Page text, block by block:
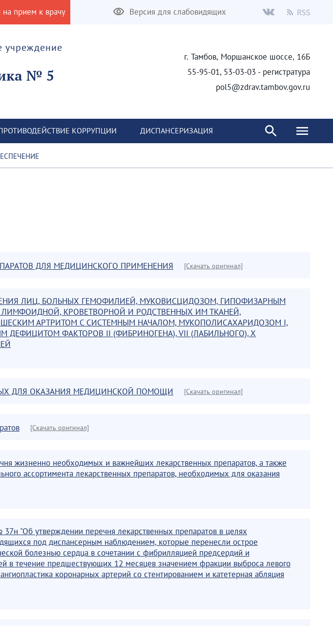
на прием к врачу Версия для слабовидящих
учреждение
№ 5
г. Тамбов, Моршанское шоссе, 16Б
55-95-01, 53-03-03 - регистратура
pol5@zdrav.tambov.gov.ru
КОРРУПЦИИ ДИСПАНСЕРИЗАЦИЯ
ДЛЯ МЕДИЦИНСКОГО ПРИМЕНЕНИЯ [Скачать оригинал]
ЛИЦ, БОЛЬНЫХ ГЕМОФИЛИЕЙ, МУКОВИСЦИДОЗОМ, ГИПОФИЗАРНЫМ
КРОВЕТВОРНОЙ И РОДСТВЕННЫХ ИМ ТКАНЕЙ,
АРТРИТОМ С СИСТЕМНЫМ НАЧАЛОМ, МУКОПОЛИСАХАРИДОЗОМ I,
ДЕФИЦИТОМ ФАКТОРОВ II (ФИБРИНОГЕНА), VII (ЛАБИЛЬНОГО), X
ДЛЯ ОКАЗАНИЯ МЕДИЦИНСКОЙ ПОМОЩИ [Скачать оригинал]
[Скачать оригинал]
жизненно необходимых и важнейших лекарственных препаратов, а также
ассортимента лекарственных препаратов, необходимых для оказания
"Об утверждении перечня лекарственных препаратов в целях
под диспансерным наблюдением, которые перенесли острое
болезнью сердца в сочетании с фибрилляцией предсердий и
в течение предшествующих 12 месяцев значением фракции выброса левого
коронарных артерий со стентированием и катетерная абляция